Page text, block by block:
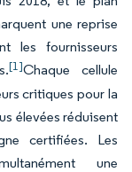
une reprise
les fournisseurs
[1]Chaque cellule
critiques pour la
élevées réduisent
certifiées. Les
une